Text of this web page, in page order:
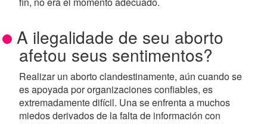
A ilegalidade de seu aborto
afetou seus sentimentos?
Realizar un aborto clandestinamente, aún cuando se
es apoyada por organizaciones confiables, es
extremadamente difícil. Una se enfrenta a muchos
miedos derivados de la falta de información con